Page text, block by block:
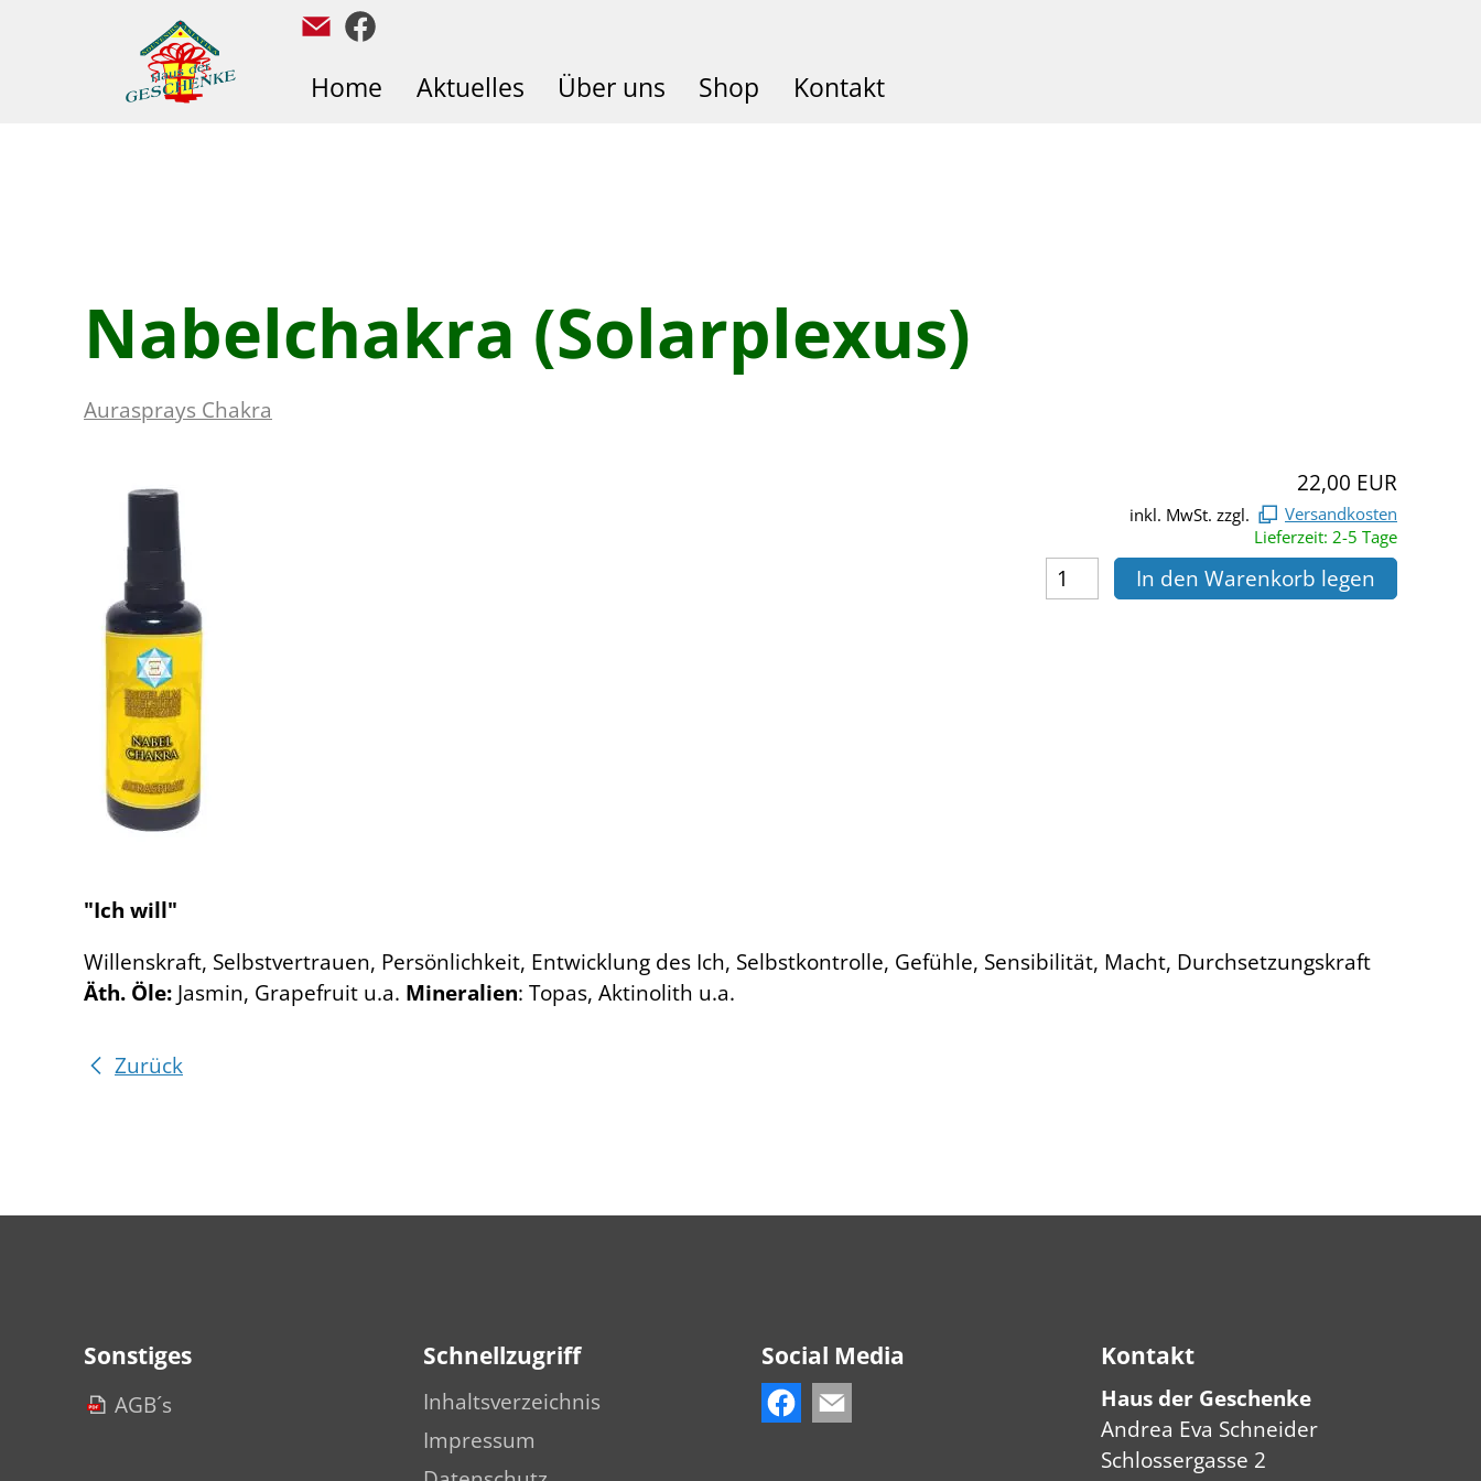
Home Aktuelles Über uns Shop Kontakt
Nabelchakra (Solarplexus)
Aurasprays Chakra
22,00 EUR
inkl. MwSt. zzgl.
Versandkosten
Lieferzeit: 2-5 Tage
In den Warenkorb legen
"Ich will"
Willenskraft, Selbstvertrauen, Persönlichkeit, Entwicklung des Ich, Selbstkontrolle, Gefühle, Sensibilität, Macht, Durchsetzungskraft
Äth. Öle: Jasmin, Grapefruit u.a. Mineralien: Topas, Aktinolith u.a.
Zurück
Sonstiges
AGB´s
Schnellzugriff
Inhaltsverzeichnis
Impressum
Social Media Kontakt
Haus der Geschenke
Andrea Eva Schneider
Schlossergasse 2